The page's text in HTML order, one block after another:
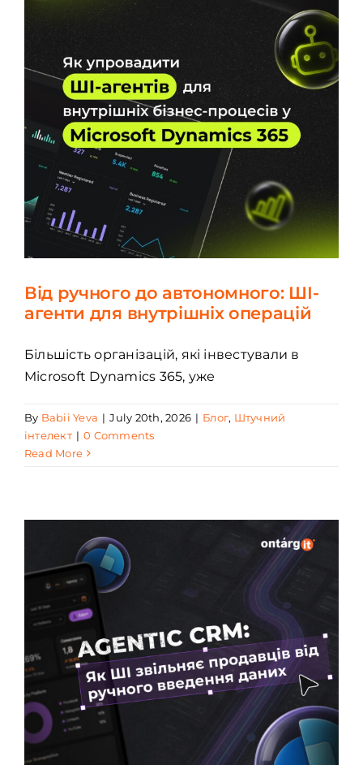
Від ручного до автономного: ШІ-
агенти для внутрішніх операцій
Більшість організацій, які інвестували в
Microsoft Dynamics 365, уже
By Babii Yeva | July 20th, 2026 | Блог, Штучний
інтелект | 0 Comments
Read More